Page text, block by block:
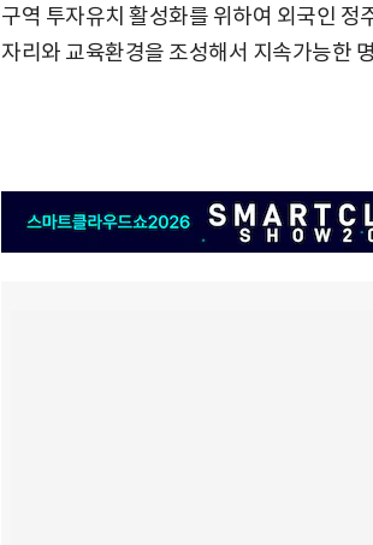
구역 투자유치 활성화를 위하여 외국인
자리와 교육환경을 조성해서 지속가능한